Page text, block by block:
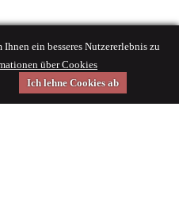
ein besseres Nutzererlebnis zu
über Cookies
Ich lehne Cookies ab